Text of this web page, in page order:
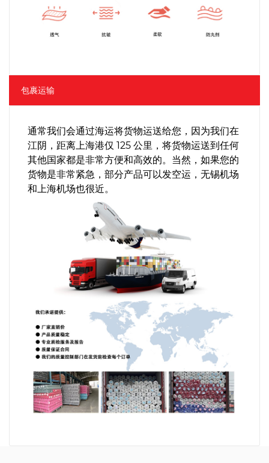
包裹运输
通常我们会通过海运将货物运送给您，因为我们在
江阴，距离上海港仅 125 公里，将货物运送到任何
其他国家都是非常方便和高效的。当然，如果您的
货物是非常紧急，部分产品可以发空运，无锡机场
和上海机场也很近。